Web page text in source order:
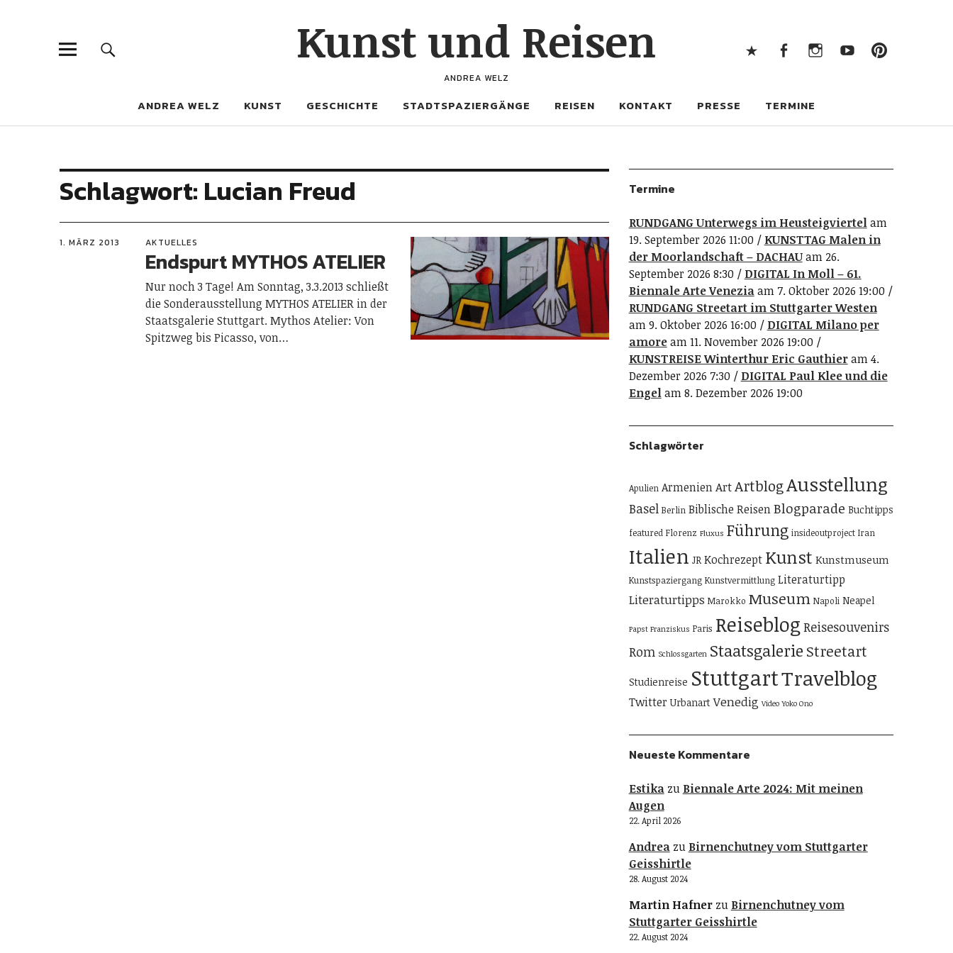
Kunst und Reisen
ANDREA WELZ
ANDREA WELZ KUNST GESCHICHTE STADTSPAZIERGÄNGE REISEN KONTAKT PRESSE TERMINE
Schlagwort: Lucian Freud
1. MÄRZ 2013 AKTUELLES
Endspurt MYTHOS ATELIER
Nur noch 3 Tage! Am Sonntag, 3.3.2013 schließt
die Sonderausstellung MYTHOS ATELIER in der
Staatsgalerie Stuttgart. Mythos Atelier: Von
Spitzweg bis Picasso, von…
Termine
RUNDGANG Unterwegs im Heusteigviertelam
19. September 2026 11:00
KUNSTTAG Malen in
der Moorlandschaft – DACHAUam 26.
September 2026 8:30
DIGITAL In Moll – 61.
Biennale Arte Veneziaam 7. Oktober 2026 19:00
RUNDGANG Streetart im Stuttgarter Westen
am 9. Oktober 2026 16:00
DIGITAL Milano per
amoream 11. November 2026 19:00
KUNSTREISE Winterthur Eric Gauthieram 4.
Dezember 2026 7:30
DIGITAL Paul Klee und die
Engelam 8. Dezember 2026 19:00
Schlagwörter
Apulien ArmenienArtArtblogAusstellung
Basel Berlin Biblische ReisenBlogparade Buchtipps
featured Florenz Fluxus Führung insideoutproject Iran
Italien JR Kochrezept Kunst Kunstmuseum
Kunstspaziergang Kunstvermittlung Literaturtipp
Literaturtipps Marokko Museum Napoli Neapel
Papst Franziskus Paris Reiseblog Reisesouvenirs
Rom Schlossgarten Staatsgalerie Streetart
Studienreise StuttgartTravelblog
Twitter Urbanart Venedig Video Yoko Ono
Neueste Kommentare
Estikazu Biennale Arte 2024: Mit meinen
Augen
22. April 2026
Andreazu Birnenchutney vom Stuttgarter
Geisshirtle
28. August 2024
Martin Hafnerzu Birnenchutney vom
Stuttgarter Geisshirtle
22. August 2024